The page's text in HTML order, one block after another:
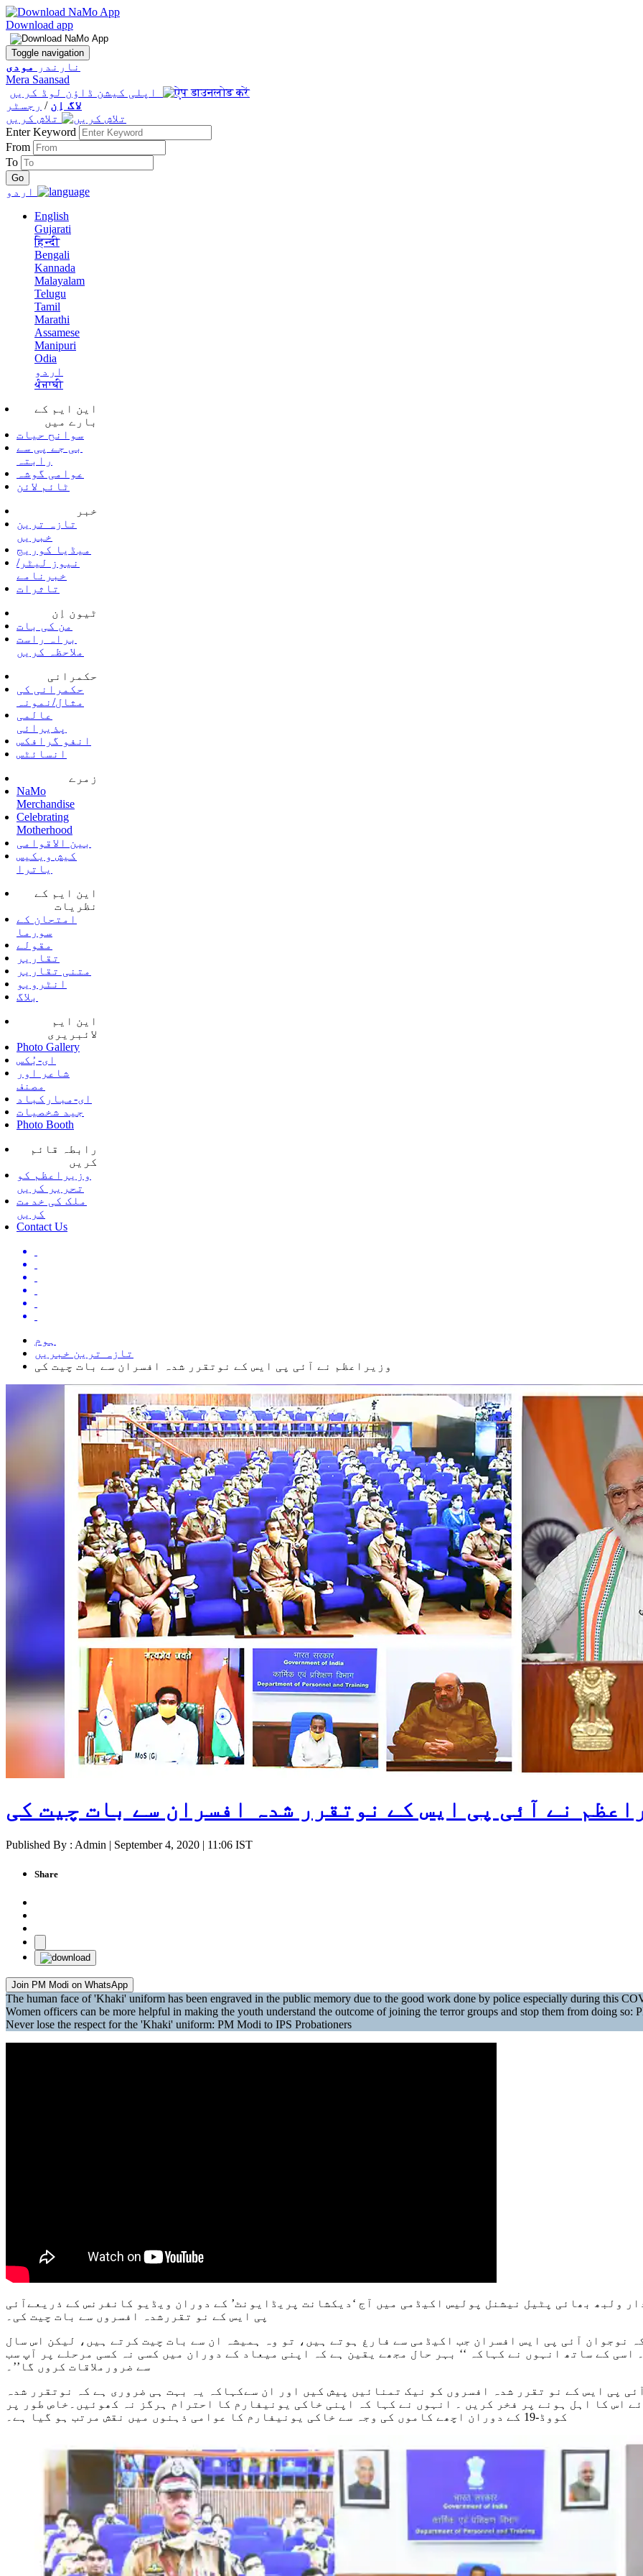
Download app
Toggle navigation
نارندر
مودی
Mera Saansad
اپلی کیشن ڈاؤن لوڈ کریں
لاگ اِن / رجسٹر
Enter Keyword
From
To
English
Gujarati
हिन्दी
Bengali
Kannada
Malayalam
Telugu
Tamil
Marathi
Assamese
Manipuri
Odia
اردو
ਪੰਜਾਬੀ
این ایم کے
بارے میں
سوانح حیات
بی جے پی سے
رابتہ
عوامی گوشہ
ٹائم لائن
خبر
تازہ ترین
خبریں
میڈیا کوریج
نیوز لیٹر/
خبرنامے
تاثرات
ٹیون اِن
من کی بات
براہ راست
ملاحظہ کریں
حکمرانی
حکمرانی کی
مثال/نمونہ
عالمی
پذیرائی
انفو گرافکس
انسائٹس
زمرے
NaMo
Merchandise
Celebrating
Motherhood
بین الاقوامی
کیش ویکیس
یاترا
این ایم کے
نظریات
امتحان کے
سورما
مقولے
تقاریر
متنی تقاریر
انٹرویو
بلاگ
این ایم
لائبریری
Photo Gallery
ای-بُکس
شاعر اور
مصنف
ای-مبارکباد
جید شخصیات
Photo Booth
رابطہ قائم
کریں
وزیراعظم کو
تحریر کریں
ملک کی خدمت
کریں
Contact Us
ہوم
تازہ ترین خبریں
وزیراعظم نے آئی پی ایس کے نوتقرر شدہ افسران سے بات چیت کی
نے آئی پی ایس کے نوتقرر شدہ افسران سے بات چیت کی
Published By : Admin | September 4, 2020 | 11:06 IST
Share
Join PM Modi on WhatsApp
The human face of 'Khaki' uniform has been engraved in the public memory due to the good work done by police especially during this
Women officers can be more helpful in making the youth understand the outcome of joining the terror groups and stop them from doing so:
Never lose the respect for the 'Khaki' uniform: PM Modi to IPS Probationers
سردار ولبھ بھائی پٹیل نیشنل پولیس اکیڈمی میں آج ‘دیکشانت پریڈایونٹ’ کے دوران ویڈیو کانفرنس کے ذریعےآئی
پی ایس کے نو تقررشدہ افسروں سے بات چیت کی۔
نوجوان آئی پی ایس افسران جب اکیڈمی سے فارغ ہوتے ہیں، تو وہ ہمیشہ ان سے بات چیت کرتے ہیں، لیکن اس سال
اسی کے ساتھ انہوں نے کہاکہ ‘‘ بہر حال مجھے یقین ہے کہ اپنی میعاد کے دوران میں کسی نہ کسی مرحلے پر آپ سب
سے ضرورملاقات کروں گا’’۔
پی ایس کے نو تقرر شدہ افسروں کو نیک تمنائیں پیش کیں اور ان سےکہاکہ یہ بہت ہی ضروری ہے کہ نوتقرر شدہ
اس کا اہل ہونے پر فخر کریں ۔ انہوں نے کہا کہ اپنی خاکی یونیفارم کا احترام ہرگز نہ کھوئیں۔خاص طور پر
کووڈ-19 کے دوران اچھے کاموں کی وجہ سے خاکی یونیفارم کا عوامی ذہنوں میں نقش مرتب ہو گیا ہے۔